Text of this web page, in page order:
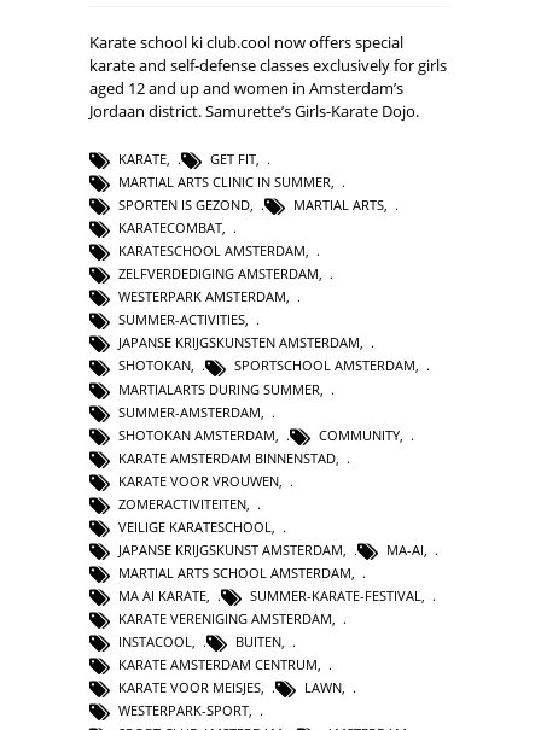
Karate school ki club.cool now offers special
karate and self-defense classes exclusively for girls
aged 12 and up and women in Amsterdam’s
Jordaan district. Samurette’s Girls-Karate Dojo.
KARATE GET FIT
MARTIAL ARTS CLINIC IN SUMMER
SPORTEN IS GEZOND, MARTIAL ARTS,
KARATECOMBAT,
KARATESCHOOL AMSTERDAM,
ZELFVERDEDIGING AMSTERDAM,
WESTERPARK AMSTERDAM,
SUMMER-ACTIVITIES,
JAPANSE KRIJGSKUNSTEN AMSTERDAM,
SHOTOKAN, SPORTSCHOOL AMSTERDAM,
MARTIALARTS DURING SUMMER
SUMMER-AMSTERDAM
SHOTOKAN AMSTERDAM
COMMUNITY
KARATE AMSTERDAM BINNENSTAD
KARATE VOOR VROUWEN
ZOMERACTIVITEITEN
VEILIGE KARATESCHOOL
JAPANSE KRIJGSKUNST AMSTERDAM
MA-AI
MARTIAL ARTS SCHOOL AMSTERDAM,
MA AI KARATE, SUMMER-KARATE-FESTIVAL,
KARATE VERENIGING AMSTERDAM,
INSTACOOL, BUITEN,
KARATE AMSTERDAM CENTRUM,
KARATE VOOR MEISJES, LAWN,
WESTERPARK-SPORT,